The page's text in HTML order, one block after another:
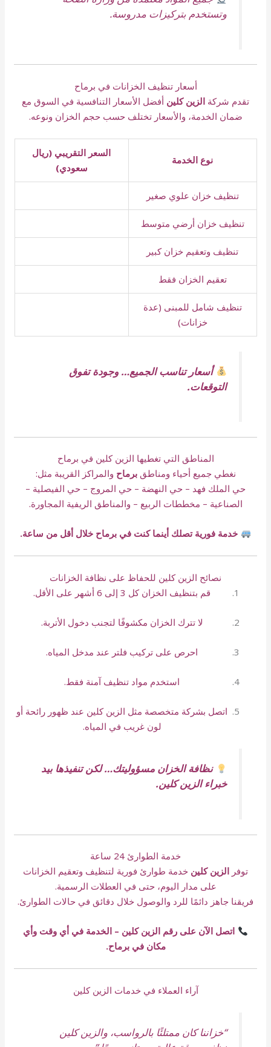
وتستخدم بتركيزات مدروسة.
أسعار تنظيف الخزانات في برماح
تقدم شركة الزين كلين أفضل الأسعار التنافسية في السوق مع
ضمان الخدمة، والأسعار تختلف حسب حجم الخزان ونوعه.
نوع الخدمة
السعر التقريبي (ريال
سعودي)
تنظيف خزان علوي صغير
تنظيف خزان أرضي متوسط
تنظيف وتعقيم خزان كبير
تعقيم الخزان فقط
تنظيف شامل للمبنى (عدة
خزانات)
أسعار تناسب الجميع… وجودة تفوق
التوقعات.
المناطق التي تغطيها الزين كلين في برماح
نغطي جميع أحياء ومناطقبرماح والمراكز القريبة مثل:
حي الملك فهد – حي النهضة – حي المروج – حي الفيصلية –
الصناعية – مخططات الربيع – والمناطق الريفية المجاورة.
خدمة فورية تصلك أينما كنت في برماح خلال أقل من ساعة.
نصائح الزين كلين للحفاظ على نظافة الخزانات
قم بتنظيف الخزان كل 3 إلى 6 أشهر على الأقل.
لا تترك الخزان مكشوفًا لتجنب دخول الأتربة.
احرص على تركيب فلتر عند مدخل المياه.
استخدم مواد تنظيف آمنة فقط.
اتصل بشركة متخصصة مثل الزين كلين عند ظهور رائحة أو
لون غريب في المياه.
نظافة الخزان مسؤوليتك… لكن تنفيذها بيد
خبراء الزين كلين.
خدمة الطوارئ 24 ساعة
توفر الزين كلين خدمة طوارئ فورية لتنظيف وتعقيم الخزانات
على مدار اليوم، حتى في العطلات الرسمية.
فريقنا جاهز دائمًا للرد والوصول خلال دقائق في حالات الطوارئ.
اتصل الآن على رقم الزين كلين – الخدمة في أي وقت وأي
مكان في برماح.
آراء العملاء في خدمات الزين كلين
“خزاننا كان ممتلئًا بالرواسب، والزين كلين